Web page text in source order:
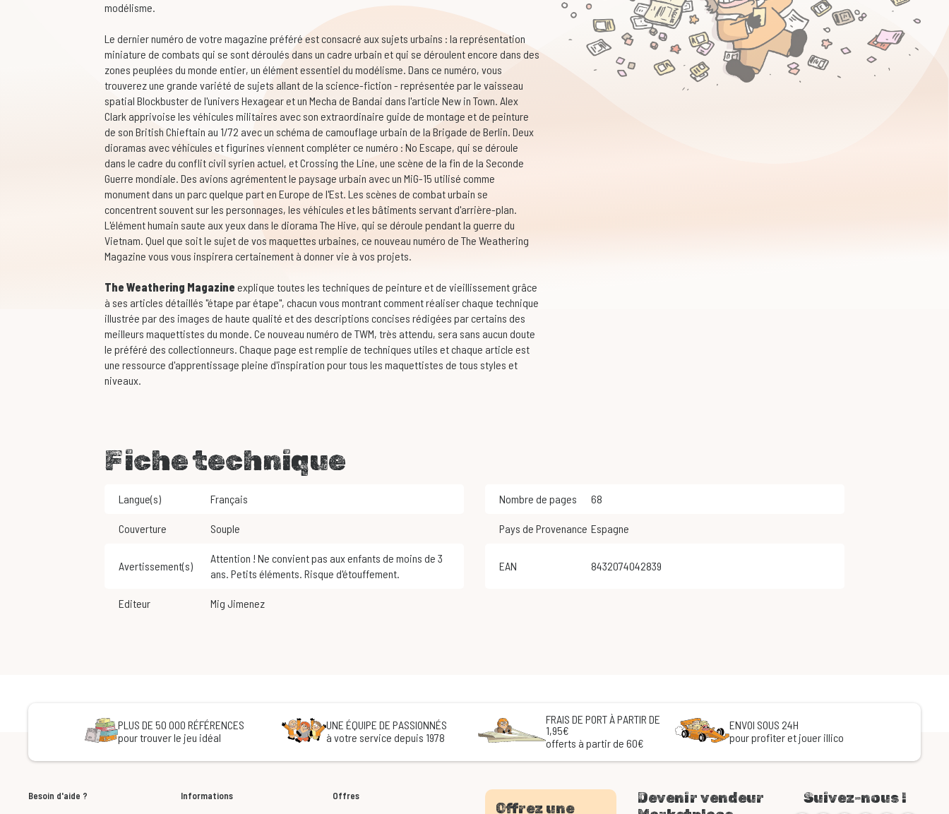
modélisme.
Le dernier numéro de votre magazine préféré est consacré aux sujets urbains : la représentation
miniature de combats qui se sont déroulés dans un cadre urbain et qui se déroulent encore dans des
zones peuplées du monde entier, un élément essentiel du modélisme. Dans ce numéro, vous
trouverez une grande variété de sujets allant de la science-fiction - représentée par le vaisseau
spatial Blockbuster de l'univers Hexagear et un Mecha de Bandai dans l'article New in Town. Alex
Clark apprivoise les véhicules militaires avec son extraordinaire guide de montage et de peinture
de son British Chieftain au 1/72 avec un schéma de camouflage urbain de la Brigade de Berlin. Deux
dioramas avec véhicules et figurines viennent compléter ce numéro : No Escape, qui se déroule
dans le cadre du conflit civil syrien actuel, et Crossing the Line, une scène de la fin de la Seconde
Guerre mondiale. Des avions agrémentent le paysage urbain avec un MiG-15 utilisé comme
monument dans un parc quelque part en Europe de l'Est. Les scènes de combat urbain se
concentrent souvent sur les personnages, les véhicules et les bâtiments servant d'arrière-plan.
L'élément humain saute aux yeux dans le diorama The Hive, qui se déroule pendant la guerre du
Vietnam. Quel que soit le sujet de vos maquettes urbaines, ce nouveau numéro de The Weathering
Magazine vous vous inspirera certainement à donner vie à vos projets.
The Weathering Magazine explique toutes les techniques de peinture et de vieillissement grâce
à ses articles détaillés "étape par étape", chacun vous montrant comment réaliser chaque technique
illustrée par des images de haute qualité et des descriptions concises rédigées par certains des
meilleurs maquettistes du monde. Ce nouveau numéro de TWM, très attendu, sera sans aucun doute
le préféré des collectionneurs. Chaque page est remplie de techniques utiles et chaque article est
une ressource d'apprentissage pleine d'inspiration pour tous les maquettistes de tous styles et
niveaux.
Fiche technique
Langue(s) Français Nombre de pages 68
Couverture Souple Pays de Provenance Espagne
Avertissement(s)
Attention ! Ne convient pas aux enfants de moins de 3
ans. Petits éléments. Risque d'étouffement.
EAN 8432074042839
Editeur Mig Jimenez
PLUS DE 50 000 RÉFÉRENCES
pour trouver le jeu idéal
UNE ÉQUIPE DE PASSIONNÉS
à votre service depuis 1978
FRAIS DE PORT À PARTIR DE
1,95€
offerts à partir de 60€
ENVOI SOUS 24H
pour profiter et jouer illico
Besoin d'aide ? Informations Offres
Offrez une
Devenir vendeur
Suivez-nous !